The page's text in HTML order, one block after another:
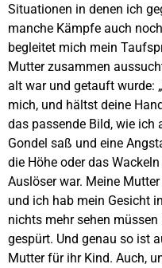
Situationen in denen ich
manche Kämpfe auch
begleitet mich mein
Mutter zusammen
alt war und getauft wurde:
mich, und hältst deine
das passende Bild, wie ich
Gondel saß und eine
die Höhe oder das
Auslöser war. Meine
und ich hab mein Gesicht
nichts mehr sehen
gespürt. Und genau so ist
Mutter für ihr Kind. Auch,